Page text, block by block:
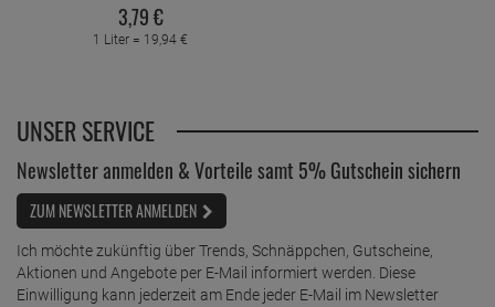
3,79€
1 Liter = 19,94 €
UNSER SERVICE
Newsletter anmelden & Vorteile samt 5% Gutschein sichern
ZUM NEWSLETTER ANMELDEN
Ich möchte zukünftig über Trends, Schnäppchen, Gutscheine,
Aktionen und Angebote per E-Mail informiert werden. Diese
Einwilligung kann jederzeit am Ende jeder E-Mail im Newsletter